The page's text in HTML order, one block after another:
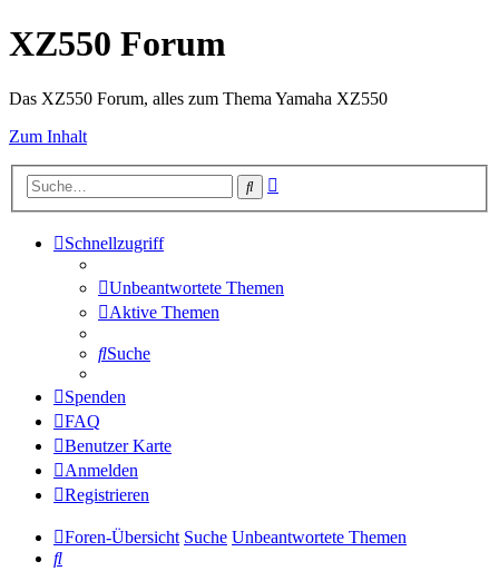
XZ550 Forum
Das XZ550 Forum, alles zum Thema Yamaha XZ550
Zum Inhalt
Suche
Schnellzugriff
Unbeantwortete Themen
Aktive Themen
Suche
Spenden
FAQ
Benutzer Karte
Anmelden
Registrieren
Foren-Übersicht Suche Unbeantwortete Themen
Suche